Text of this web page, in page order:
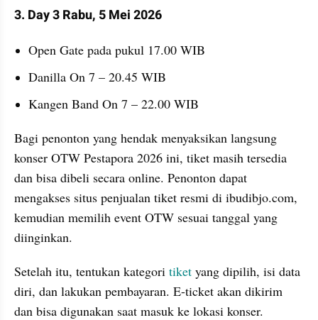
3. Day 3 Rabu, 5 Mei 2026
Open Gate pada pukul 17.00 WIB
Danilla On 7 – 20.45 WIB
Kangen Band On 7 – 22.00 WIB
Bagi penonton yang hendak menyaksikan langsung
konser OTW Pestapora 2026 ini, tiket masih tersedia
dan bisa dibeli secara online. Penonton dapat
mengakses situs penjualan tiket resmi di ibudibjo.com,
kemudian memilih event OTW sesuai tanggal yang
diinginkan.
Setelah itu, tentukan kategori tiket yang dipilih, isi data
diri, dan lakukan pembayaran. E-ticket akan dikirim
dan bisa digunakan saat masuk ke lokasi konser.